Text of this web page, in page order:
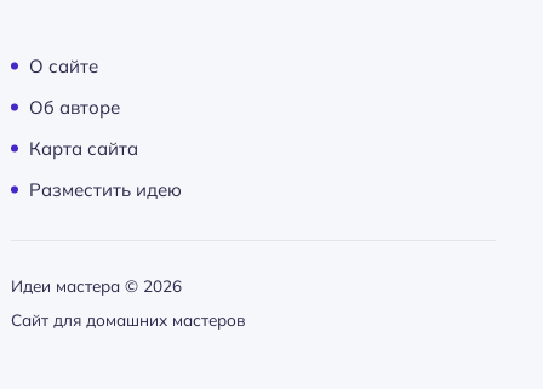
О сайте
Об авторе
Карта сайта
Разместить идею
Идеи мастера © 2026
Сайт для домашних мастеров